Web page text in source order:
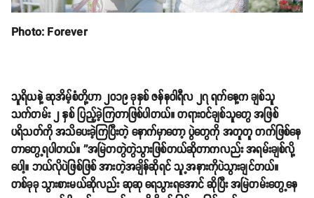
Photo: Forever
သူရိယနဲ့ ဆုအိမ့်စံတို့ဟာ ၂၀၁၉ ခုနှစ် ဇန်နဝါရီလ ၂၇ ရက်နေ့က ချစ်သူ
သက်တမ်း ၂ နှစ် ပြည့်ခဲ့ကြတာဖြစ်ပါတယ်။ တရားဝင်ချစ်သူတွေ အဖြစ်
ပရိသတ်ကို အသိပေးခဲ့ကြပြီးတဲ့ နောက်မှာတော့ ပွဲတွေကို အတူတူ တက်ဖြစ်နေ
တာတွေ့ရပါတယ်။ ''အမြဲတတွဲတွဲသွားဖြစ်တယ်ဆိုတာကလည်း အရမ်းချစ်လို့
ပေါ့။ ဘယ်လိုပဲဖြစ်ဖြစ် အားတဲ့အချိန်ဆိုရင် သူ့အနားကိုပဲသွားချင်တယ်။
တစ်ခုခု သွားစားမယ်ဆိုလည်း ဆုဆု ရေသွားရအောင် ဆိုပြီး အမြဲတမ်းတွေ့နေ